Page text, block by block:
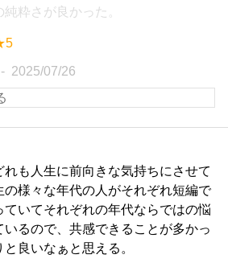
粋さが良かった。
2025/07/26
人生に前向きな気持ちにさせて
の様々な年代の人がそれぞれ短編で
ていてそれぞれの年代ならではの悩
いるので、共感できることが多かっ
良いなぁと思える。